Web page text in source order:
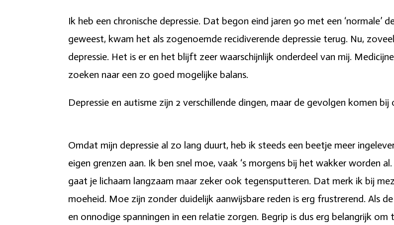
Ik heb een chronische depressie. Dat begon eind jaren 90 met een
geweest, kwam het als zogenoemde recidiverende depressie terug. Nu,
depressie. Het is er en het blijft zeer waarschijnlijk onderdeel van mij.
zoeken naar een zo goed mogelijke balans.
Depressie en autisme zijn 2 verschillende dingen, maar de gevolgen komen
Omdat mijn depressie al zo lang duurt, heb ik steeds een beetje meer
eigen grenzen aan. Ik ben snel moe, vaak ‘s morgens bij het wakker worden
gaat je lichaam langzaam maar zeker ook tegensputteren. Dat merk ik bij
moeheid. Moe zijn zonder duidelijk aanwijsbare reden is erg frustrerend. Als
en onnodige spanningen in een relatie zorgen. Begrip is dus erg belangrijk